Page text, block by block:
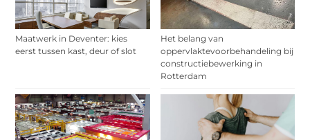
Maatwerk in Deventer: kies
eerst tussen kast, deur of slot
Het belang van
oppervlaktevoorbehandeling bij
constructiebewerking in
Rotterdam